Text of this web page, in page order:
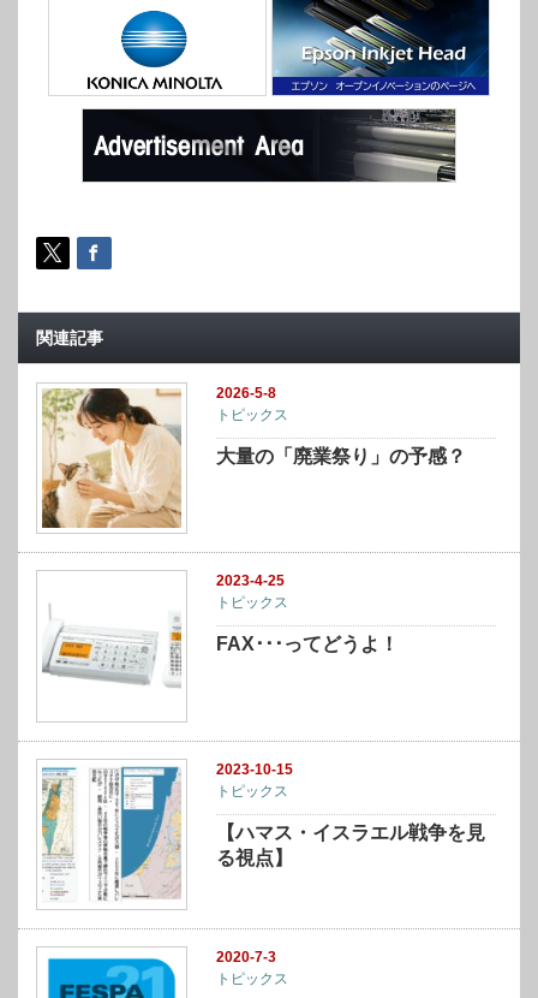
関連記事
2026-5-8
トピックス
大量の「廃業祭り」の予感？
2023-4-25
トピックス
FAX･･･ってどうよ！
2023-10-15
トピックス
【ハマス・イスラエル戦争を見
る視点】
2020-7-3
トピックス